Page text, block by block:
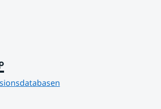
till annan webbplats.